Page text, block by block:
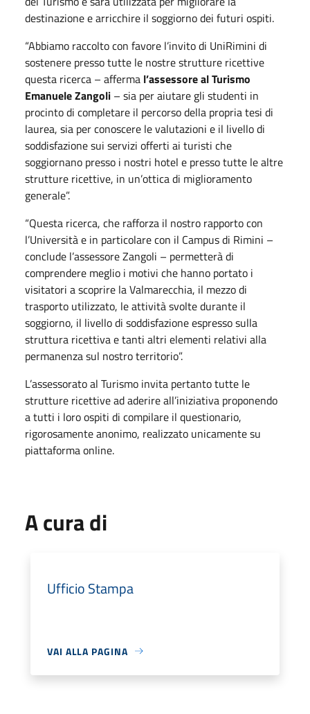
destinazione e arricchire il soggiorno dei futuri ospiti.
“Abbiamo raccolto con favore l’invito di UniRimini di
sostenere presso tutte le nostre strutture ricettive
questa ricerca – afferma l’assessore al Turismo
Emanuele Zangoli – sia per aiutare gli studenti in
procinto di completare il percorso della propria tesi di
laurea, sia per conoscere le valutazioni e il livello di
soddisfazione sui servizi offerti ai turisti che
soggiornano presso i nostri hotel e presso tutte le altre
strutture ricettive, in un’ottica di miglioramento
generale”.
“Questa ricerca, che rafforza il nostro rapporto con
l’Università e in particolare con il Campus di Rimini –
conclude l’assessore Zangoli – permetterà di
comprendere meglio i motivi che hanno portato i
visitatori a scoprire la Valmarecchia, il mezzo di
trasporto utilizzato, le attività svolte durante il
soggiorno, il livello di soddisfazione espresso sulla
struttura ricettiva e tanti altri elementi relativi alla
permanenza sul nostro territorio”.
L’assessorato al Turismo invita pertanto tutte le
strutture ricettive ad aderire all’iniziativa proponendo
a tutti i loro ospiti di compilare il questionario,
rigorosamente anonimo, realizzato unicamente su
piattaforma online.
A cura di
Ufficio Stampa
VAI ALLA PAGINA